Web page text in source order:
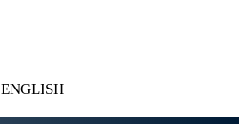
ENGLISH